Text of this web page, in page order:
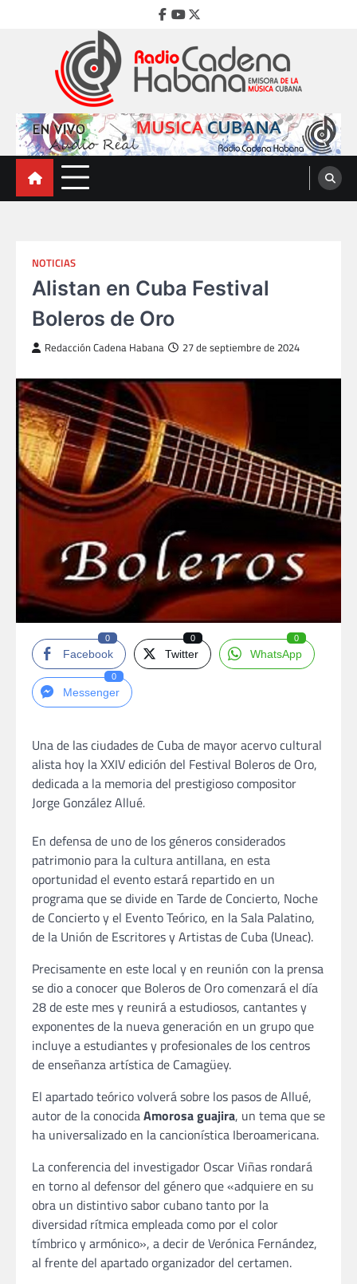
Facebook
Youtube
Twitter
Radio Cadena Habana
Emisora de la Música Cubana
NOTICIAS
Alistan en Cuba Festival
Boleros de Oro
Redacción Cadena Habana 27 de septiembre de 2024
Facebook
0
Twitter
0
WhatsApp
0
Messenger
0
Una de las ciudades de Cuba de mayor acervo cultural
alista hoy la XXIV edición del Festival Boleros de Oro,
dedicada a la memoria del prestigioso compositor
Jorge González Allué.
En defensa de uno de los géneros considerados
patrimonio para la cultura antillana, en esta
oportunidad el evento estará repartido en un
programa que se divide en Tarde de Concierto, Noche
de Concierto y el Evento Teórico, en la Sala Palatino,
de la Unión de Escritores y Artistas de Cuba (Uneac).
Precisamente en este local y en reunión con la prensa
se dio a conocer que Boleros de Oro comenzará el día
28 de este mes y reunirá a estudiosos, cantantes y
exponentes de la nueva generación en un grupo que
incluye a estudiantes y profesionales de los centros
de enseñanza artística de Camagüey.
El apartado teórico volverá sobre los pasos de Allué,
autor de la conocidaAmorosaguajira, un tema que se
ha universalizado en la cancionística Iberoamericana.
La conferencia del investigador Oscar Viñas rondará
en torno al defensor del género que «adquiere en su
obra un distintivo sabor cubano tanto por la
diversidad rítmica empleada como por el color
tímbrico y armónico», a decir de Verónica Fernández,
al frente del apartado organizador del certamen.